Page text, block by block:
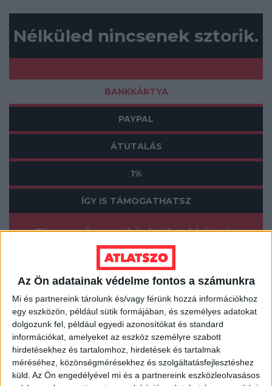
Az Ön adatainak védelme fontos a számunkra
Mi és partnereink tárolunk és/vagy férünk hozzá információkhoz
egy eszközön, például sütik formájában, és személyes adatokat
dolgozunk fel, például egyedi azonosítókat és standard
információkat, amelyeket az eszköz személyre szabott
hirdetésekhez és tartalomhoz, hirdetések és tartalmak
méréséhez, közönségmérésekhez és szolgáltatásfejlesztéshez
küld. Az Ön engedélyével mi és a partnereink eszközleolvasásos
Nélküled nincsenek sztorik.
BANKKÁRTYA
PAYPAL
ÁTUTALÁS
1%
ÍGY IS TÁMOGATHATSZ
Támogasd a munkánkat bankkártyás
fizetéssel! Köszönjük.
5 000 Ft 10 000 Ft 20 000 Ft
Egyedi összeg
E-mailcím